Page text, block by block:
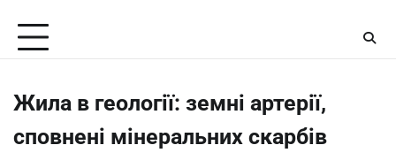
content
Жила в геології: земні артерії,
сповнені мінеральних скарбів